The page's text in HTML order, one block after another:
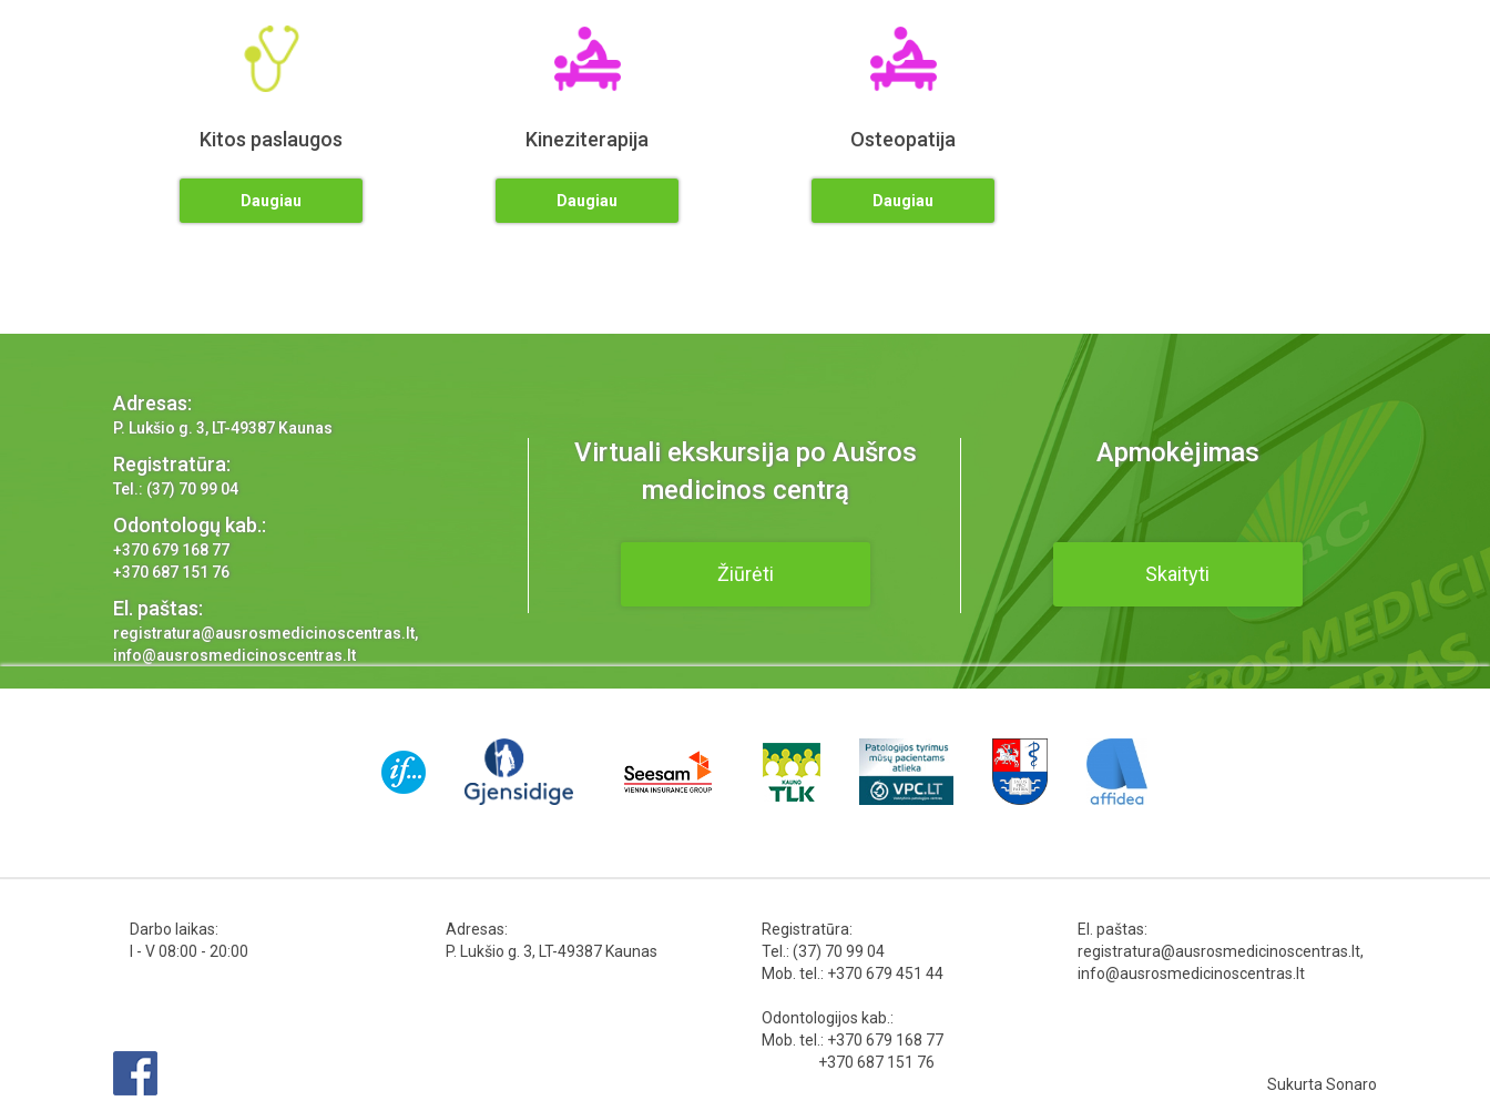
Kitos paslaugos
Daugiau
Kineziterapija
Daugiau
Osteopatija
Daugiau
Adresas:
P. Lukšio g. 3, LT-49387 Kaunas
Registratūra:
Tel.: (37) 70 99 04
Odontologų kab.:
+370 679 168 77
+370 687 151 76
El. paštas:
registratura@ausrosmedicinoscentras.lt,
info@ausrosmedicinoscentras.lt
Virtuali ekskursija po Aušros
medicinos centrą
Žiūrėti
Apmokėjimas
Skaityti
Darbo laikas:
I - V 08:00 - 20:00
Adresas:
P. Lukšio g. 3, LT-49387 Kaunas
Registratūra:
Tel.: (37) 70 99 04
Mob. tel.: +370 679 451 44
Odontologijos kab.:
Mob. tel.: +370 679 168 77
+370 687 151 76
El. paštas:
registratura@ausrosmedicinoscentras.lt,
info@ausrosmedicinoscentras.lt
Sukurta Sonaro